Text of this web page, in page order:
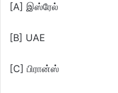
[A] இஸ்ரேல்
[B] UAE
[C] பிரான்ஸ்